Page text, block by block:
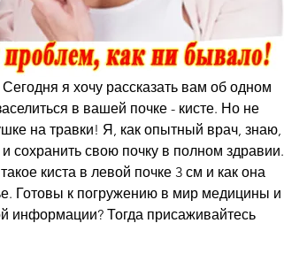
я хочу рассказать вам об одном
в вашей почке - кисте. Но не
на травки! Я, как опытный врач, знаю,
сохранить свою почку в полном здравии.
киста в левой почке 3 см и как она
Готовы к погружению в мир медицины и
информации? Тогда присаживайтесь